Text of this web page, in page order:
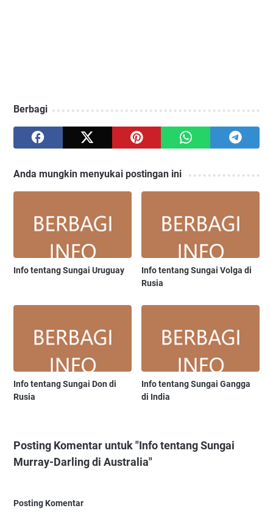
Berbagi
Anda mungkin menyukai postingan ini
Info tentang Sungai Uruguay
Info tentang Sungai Volga di
Rusia
Info tentang Sungai Don di
Rusia
Info tentang Sungai Gangga
di India
Posting Komentar untuk "Info tentang Sungai
Murray-Darling di Australia"
Posting Komentar